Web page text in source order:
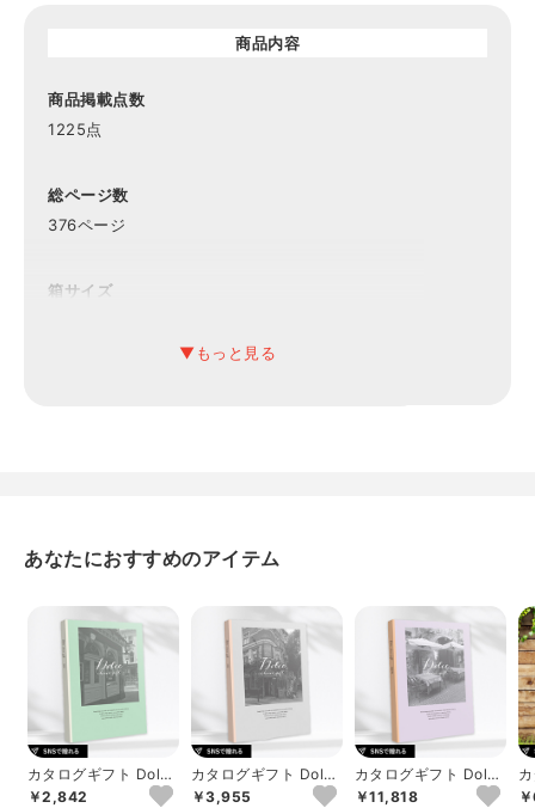
商品内容
商品掲載点数
1225点
総ページ数
376ページ
箱サイズ
あなたにおすすめのアイテム
カタログギフト Dolce
ロッソ
￥2,842
カタログギフト Dolce
ヴィオラ
￥3,955
カタログギフト Dolce
アルジェント
￥11,818